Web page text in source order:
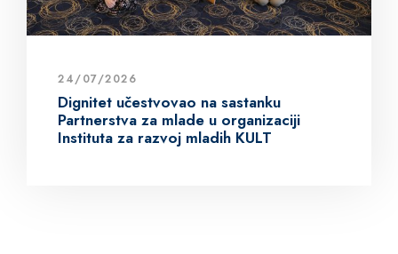
24/07/2026
Dignitet učestvovao na sastanku
Partnerstva za mlade u organizaciji
Instituta za razvoj mladih KULT